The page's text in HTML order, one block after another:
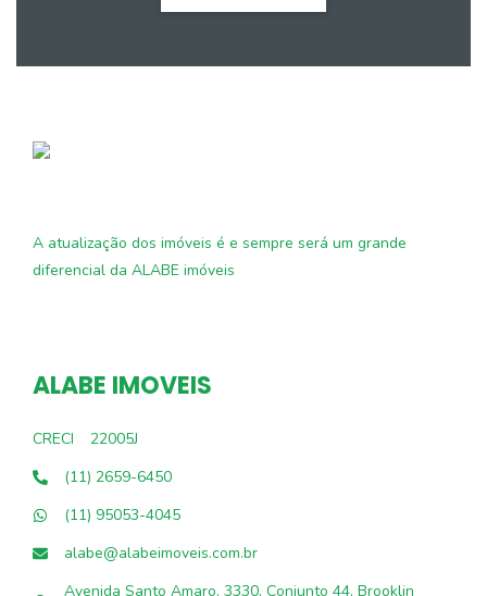
A atualização dos imóveis é e sempre será um grande
diferencial da ALABE imóveis
ALABE IMOVEIS
CRECI
22005J
(11) 2659-6450
(11) 95053-4045
alabe@alabeimoveis.com.br
Avenida Santo Amaro, 3330, Conjunto 44, Brooklin